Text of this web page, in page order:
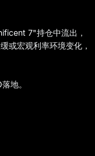
7"持仓中流出，
或宏观利率环境变化，
地。